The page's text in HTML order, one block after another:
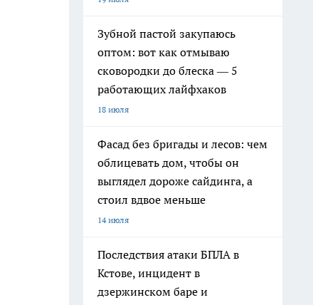
Зубной пастой закупаюсь
оптом: вот как отмываю
сковородки до блеска — 5
работающих лайфхаков
18 июля
Фасад без бригады и лесов: чем
облицевать дом, чтобы он
выглядел дороже сайдинга, а
стоил вдвое меньше
14 июля
Последствия атаки БПЛА в
Кстове, инцидент в
дзержинском баре и